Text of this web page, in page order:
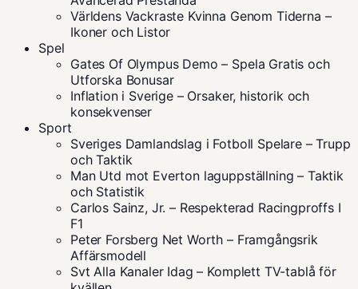
Världens Vackraste Kvinna Genom Tiderna –
Ikoner och Listor
Spel
Gates Of Olympus Demo – Spela Gratis och
Utforska Bonusar
Inflation i Sverige – Orsaker, historik och
konsekvenser
Sport
Sveriges Damlandslag i Fotboll Spelare – Trupp
och Taktik
Man Utd mot Everton laguppställning – Taktik
och Statistik
Carlos Sainz, Jr. – Respekterad Racingproffs I
F1
Peter Forsberg Net Worth – Framgångsrik
Affärsmodell
Svt Alla Kanaler Idag – Komplett TV-tablå för